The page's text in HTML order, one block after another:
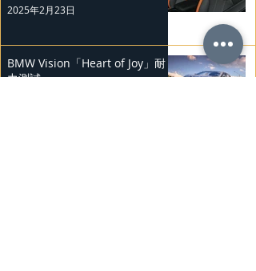
2025年2月23日
BMW Vision「Heart of Joy」耐
力測試